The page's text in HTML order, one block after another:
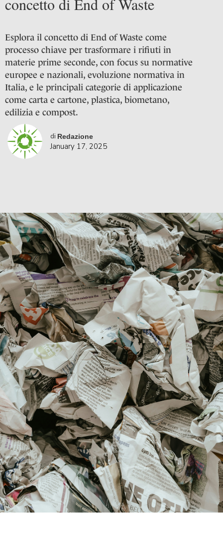
Esplora il concetto di End of Waste come
processo chiave per trasformare i rifiuti in
materie prime seconde, con focus su normative
europee e nazionali, evoluzione normativa in
Italia, e le principali categorie di applicazione
come carta e cartone, plastica, biometano,
edilizia e compost.
di Redazione
January 17, 2025